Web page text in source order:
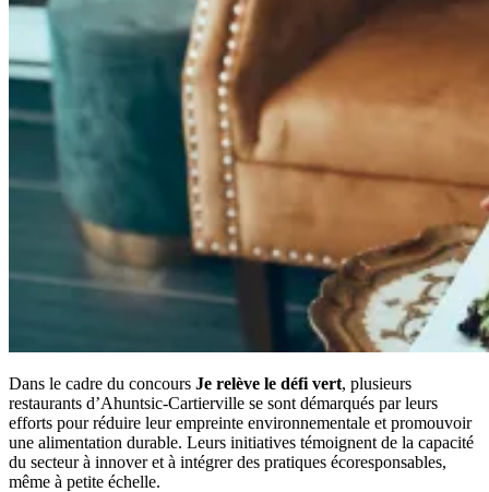
Dans le cadre du concours Je relève le défi vert, plusieurs
restaurants d’Ahuntsic-Cartierville se sont démarqués par leurs
efforts pour réduire leur empreinte environnementale et promouvoir
une alimentation durable. Leurs initiatives témoignent de la capacité
du secteur à innover et à intégrer des pratiques écoresponsables,
même à petite échelle.